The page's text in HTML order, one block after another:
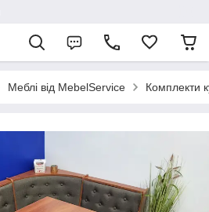
Меблі від MebelService Комплекти